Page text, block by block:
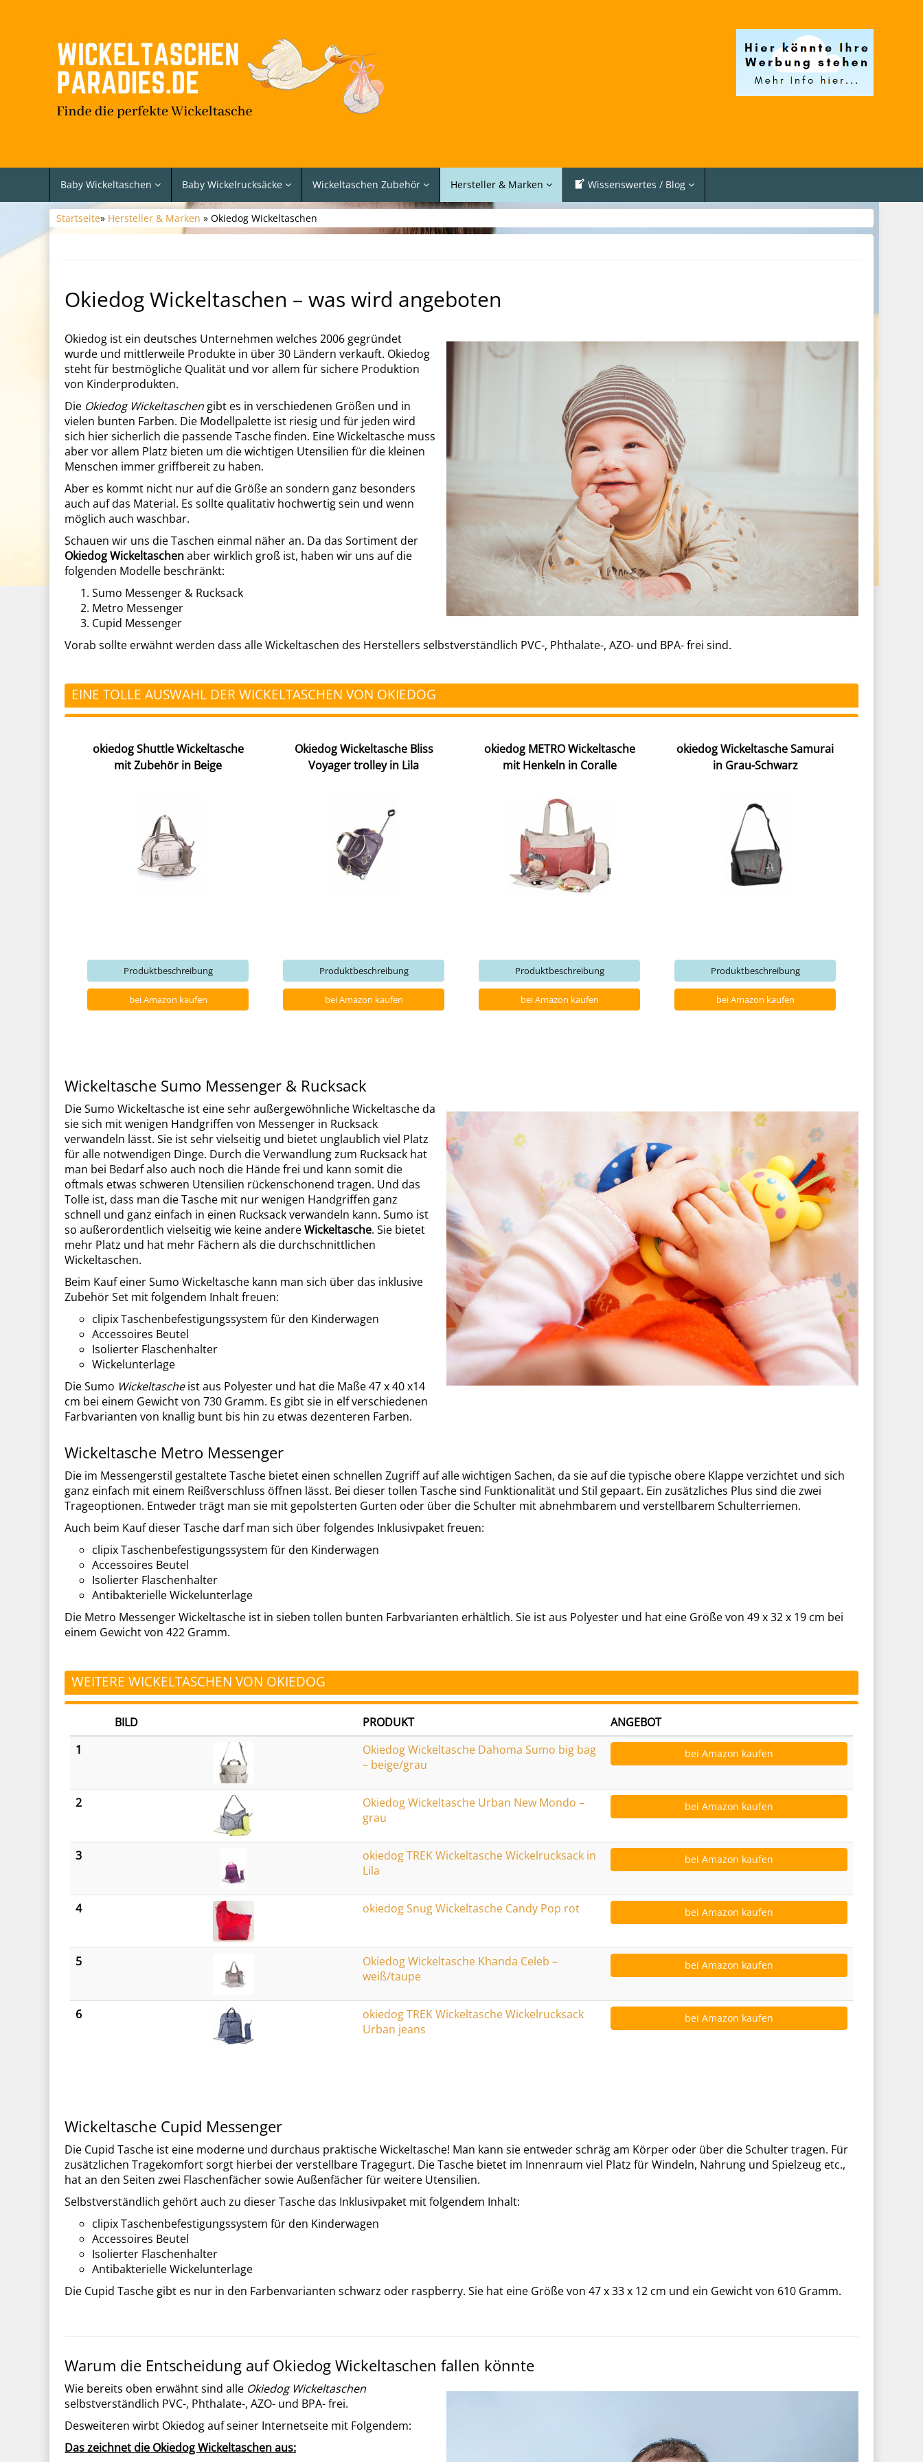
Baby Wickeltaschen Baby Wickelrucksäcke Wickeltaschen Zubehör Hersteller & Marken Wissenswertes / Blog
Startseite» Hersteller & Marken » Okiedog Wickeltaschen
Okiedog Wickeltaschen – was wird angeboten
Okiedog ist ein deutsches Unternehmen welches 2006 gegründet
wurde und mittlerweile Produkte in über 30 Ländern verkauft. Okiedog
steht für bestmögliche Qualität und vor allem für sichere Produktion
von Kinderprodukten.
Die Okiedog Wickeltaschen gibt es in verschiedenen Größen und in
vielen bunten Farben. Die Modellpalette ist riesig und für jeden wird
sich hier sicherlich die passende Tasche finden. Eine Wickeltasche muss
aber vor allem Platz bieten um die wichtigen Utensilien für die kleinen
Menschen immer griffbereit zu haben.
Aber es kommt nicht nur auf die Größe an sondern ganz besonders
auch auf das Material. Es sollte qualitativ hochwertig sein und wenn
möglich auch waschbar.
Schauen wir uns die Taschen einmal näher an. Da das Sortiment der
Okiedog Wickeltaschenaber wirklich groß ist, haben wir uns auf die
folgenden Modelle beschränkt:
Sumo Messenger & Rucksack
Metro Messenger
Cupid Messenger
Vorab sollte erwähnt werden dass alle Wickeltaschen des Herstellers selbstverständlich PVC-, Phthalate-, AZO- und BPA- frei sind.
EINE TOLLE AUSWAHL DER WICKELTASCHEN VON OKIEDOG
okiedog Shuttle Wickeltasche
mit Zubehör in Beige
Produktbeschreibung
bei Amazon kaufen
Okiedog Wickeltasche Bliss
Voyager trolley in Lila
Produktbeschreibung
bei Amazon kaufen
okiedog METRO Wickeltasche
mit Henkeln in Coralle
Produktbeschreibung
bei Amazon kaufen
okiedog Wickeltasche Samurai
in Grau-Schwarz
Produktbeschreibung
bei Amazon kaufen
Wickeltasche Sumo Messenger & Rucksack
Die Sumo Wickeltasche ist eine sehr außergewöhnliche Wickeltasche da
sie sich mit wenigen Handgriffen von Messenger in Rucksack
verwandeln lässt. Sie ist sehr vielseitig und bietet unglaublich viel Platz
für alle notwendigen Dinge. Durch die Verwandlung zum Rucksack hat
man bei Bedarf also auch noch die Hände frei und kann somit die
oftmals etwas schweren Utensilien rückenschonend tragen. Und das
Tolle ist, dass man die Tasche mit nur wenigen Handgriffen ganz
schnell und ganz einfach in einen Rucksack verwandeln kann. Sumo ist
so außerordentlich vielseitig wie keine andereWickeltasche. Sie bietet
mehr Platz und hat mehr Fächern als die durchschnittlichen
Wickeltaschen.
Beim Kauf einer Sumo Wickeltasche kann man sich über das inklusive
Zubehör Set mit folgendem Inhalt freuen:
clipix Taschenbefestigungssystem für den Kinderwagen
Accessoires Beutel
Isolierter Flaschenhalter
Wickelunterlage
Die Sumo Wickeltascheist aus Polyester und hat die Maße 47 x 40 x14
cm bei einem Gewicht von 730 Gramm. Es gibt sie in elf verschiedenen
Farbvarianten von knallig bunt bis hin zu etwas dezenteren Farben.
Wickeltasche Metro Messenger
Die im Messengerstil gestaltete Tasche bietet einen schnellen Zugriff auf alle wichtigen Sachen, da sie auf die typische obere Klappe verzichtet und sich
ganz einfach mit einem Reißverschluss öffnen lässt. Bei dieser tollen Tasche sind Funktionalität und Stil gepaart. Ein zusätzliches Plus sind die zwei
Trageoptionen. Entweder trägt man sie mit gepolsterten Gurten oder über die Schulter mit abnehmbarem und verstellbarem Schulterriemen.
Auch beim Kauf dieser Tasche darf man sich über folgendes Inklusivpaket freuen:
clipix Taschenbefestigungssystem für den Kinderwagen
Accessoires Beutel
Isolierter Flaschenhalter
Antibakterielle Wickelunterlage
Die Metro Messenger Wickeltasche ist in sieben tollen bunten Farbvarianten erhältlich. Sie ist aus Polyester und hat eine Größe von 49 x 32 x 19 cm bei
einem Gewicht von 422 Gramm.
WEITERE WICKELTASCHEN VON OKIEDOG
BILD PRODUKT
ANGEBOT
1
Okiedog Wickeltasche Dahoma Sumo big bag
– beige/grau
bei Amazon kaufen
2
Okiedog Wickeltasche Urban New Mondo –
grau
bei Amazon kaufen
3
okiedog TREK Wickeltasche Wickelrucksack in
Lila
bei Amazon kaufen
4 okiedog Snug Wickeltasche Candy Pop rot bei Amazon kaufen
5
Okiedog Wickeltasche Khanda Celeb –
weiß/taupe
bei Amazon kaufen
6
okiedog TREK Wickeltasche Wickelrucksack
Urban jeans
bei Amazon kaufen
Wickeltasche Cupid Messenger
Die Cupid Tasche ist eine moderne und durchaus praktische Wickeltasche! Man kann sie entweder schräg am Körper oder über die Schulter tragen. Für
zusätzlichen Tragekomfort sorgt hierbei der verstellbare Tragegurt. Die Tasche bietet im Innenraum viel Platz für Windeln, Nahrung und Spielzeug etc.,
hat an den Seiten zwei Flaschenfächer sowie Außenfächer für weitere Utensilien.
Selbstverständlich gehört auch zu dieser Tasche das Inklusivpaket mit folgendem Inhalt:
clipix Taschenbefestigungssystem für den Kinderwagen
Accessoires Beutel
Isolierter Flaschenhalter
Antibakterielle Wickelunterlage
Die Cupid Tasche gibt es nur in den Farbenvarianten schwarz oder raspberry. Sie hat eine Größe von 47 x 33 x 12 cm und ein Gewicht von 610 Gramm.
Warum die Entscheidung auf Okiedog Wickeltaschen fallen könnte
Wie bereits oben erwähnt sind alle Okiedog Wickeltaschen
selbstverständlich PVC-, Phthalate-, AZO- und BPA- frei.
Desweiteren wirbt Okiedog auf seiner Internetseite mit Folgendem:
Das zeichnet die Okiedog Wickeltaschen aus: